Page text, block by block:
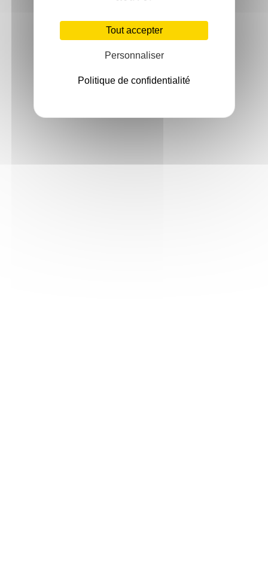
Tout accepter
Personnaliser
Politique de confidentialité